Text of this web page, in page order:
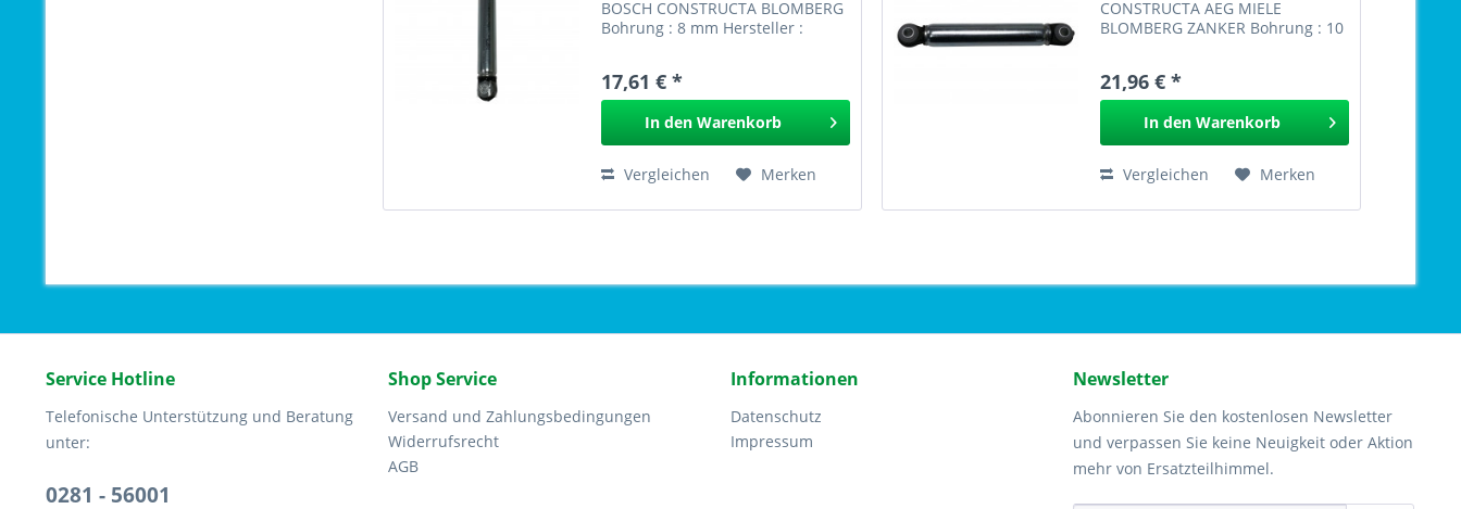
BOSCH CONSTRUCTA BLOMBERG
Bohrung : 8 mm Hersteller :
Nr.: EAN: Stossdämpfer 8 mm
SUSPA 306.080 GPSR
17,61 € *
In den Warenkorb
Vergleichen Merken
CONSTRUCTA AEG MIELE
BLOMBERG ZANKER Bohrung : 10
ORIG.Nr.: von Suspa Nr.: EAN:
Stossdämpfer 10 mm SUSPA
306.008
21,96 € *
In den Warenkorb
Vergleichen Merken
Service Hotline
Telefonische Unterstützung und Beratung
unter:
0281 - 56001
Shop Service
Versand und Zahlungsbedingungen
Widerrufsrecht
AGB
Informationen
Datenschutz
Impressum
Newsletter
Abonnieren Sie den kostenlosen Newsletter
und verpassen Sie keine Neuigkeit oder Aktion
mehr von Ersatzteilhimmel.